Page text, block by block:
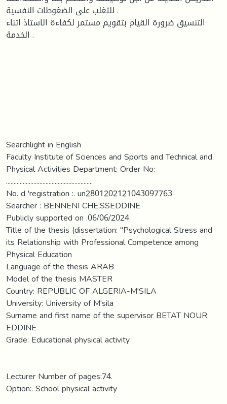
للتغلب على الضغوطات النفسية .
التنسيق ضرورة القيام بتقويم مستمر لكفاءة الاستاذ اثناء
الخدمة .
Searchlight in English
Faculty Institute of Sciences and Sports and Technical and
Physical Activities Department: Order No:
.........................................................
No. d 'registration :. un2801202121043097763
Searcher : BENNENI CHE;SSEDDINE
Publicly supported on .06/06/2024.
Title of the thesis (dissertation: "Psychological Stress and
its Relationship with Professional Competence among
Physical Education
Language of the thesis ARAB
Model of the thesis MASTER
Country: REPUBLIC OF ALGERIA-M'SILA
University: University of M'sila
Surname and first name of the supervisor BETAT NOUR
EDDINE
Grade: Educational physical activity
Lecturer Number of pages:74.
Option:. School physical activity